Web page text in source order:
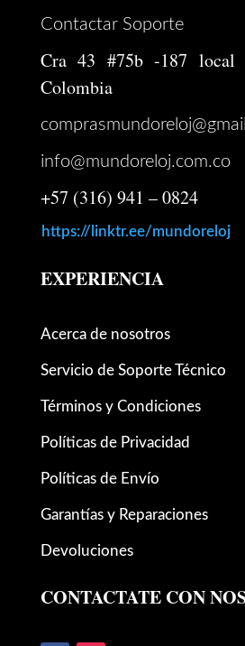
Contactar Soporte
Cra 43 #75b -187 local
Colombia
info@mundoreloj.com.co
+57 (316) 941 – 0824
https://linktr.ee/mundoreloj
EXPERIENCIA
Acerca de nosotros
Servicio de Soporte Técnico
Términos y Condiciones
Políticas de Privacidad
Políticas de Envío
Garantías y Reparaciones
Devoluciones
CONTACTATE CON